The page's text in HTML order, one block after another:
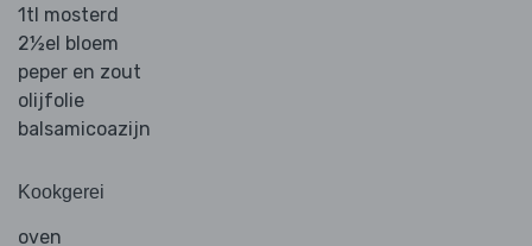
1tl mosterd
2½el bloem
peper en zout
olijfolie
balsamicoazijn
Kookgerei
oven